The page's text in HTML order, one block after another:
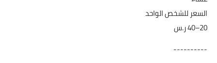
السعر للشخص الواحد
----------